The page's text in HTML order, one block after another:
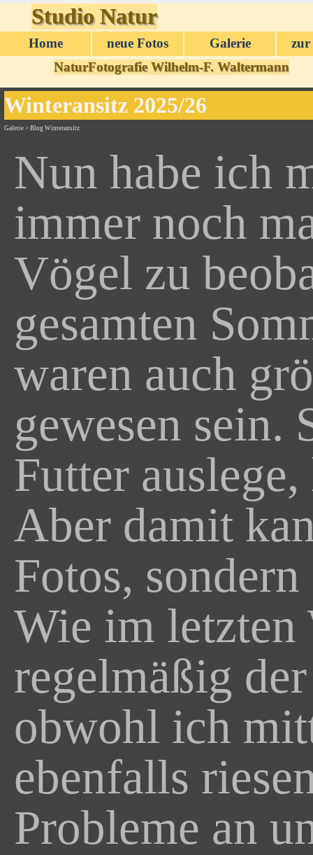
Direkt zum Seiteninhalt
Home neue Fotos ▼
Galerie zur
Studio Natur
NaturFotografie Wilhelm-F. Waltermann
Winteransitz 2025/26
Galerie > Blog Winteransitz
Nun habe ich
immer noch
Vögel zu
gesamten
waren auch
gewesen sein.
Futter
Aber damit
Fotos,
Wie im letzten
regelmäßig
obwohl ich
ebenfalls
Probleme an